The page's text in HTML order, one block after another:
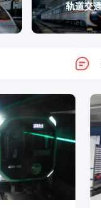
轨道交